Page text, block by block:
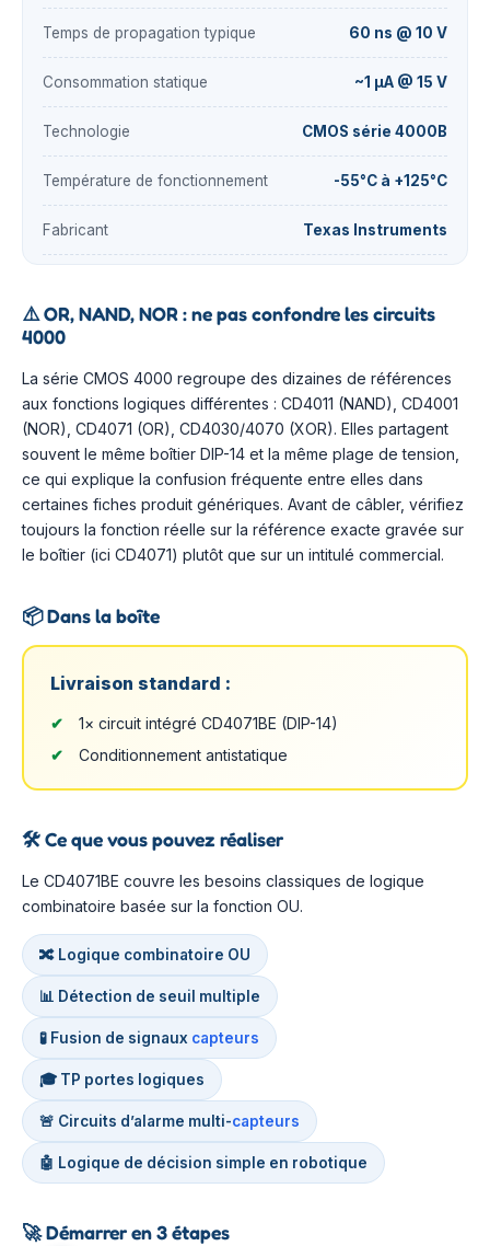
Temps de propagation typique 60 ns @ 10 V
Consommation statique ~1 µA @ 15 V
Technologie CMOS série 4000B
Température de fonctionnement -55°C à +125°C
Fabricant Texas Instruments
⚠️OR, NAND, NOR : ne pas confondre les circuits
4000
La série CMOS 4000 regroupe des dizaines de références
aux fonctions logiques différentes : CD4011 (NAND), CD4001
(NOR), CD4071 (OR), CD4030/4070 (XOR). Elles partagent
souvent le même boîtier DIP-14 et la même plage de tension,
ce qui explique la confusion fréquente entre elles dans
certaines fiches produit génériques. Avant de câbler, vérifiez
toujours la fonction réelle sur la référence exacte gravée sur
le boîtier (ici CD4071) plutôt que sur un intitulé commercial.
📦Dans la boîte
Livraison standard :
1× circuit intégré CD4071BE (DIP-14)
Conditionnement antistatique
🛠️Ce que vous pouvez réaliser
Le CD4071BE couvre les besoins classiques de logique
combinatoire basée sur la fonction OU.
🔀 Logique combinatoire OU
📊 Détection de seuil multiple
🧪 Fusion de signaux capteurs
🎓 TP portes logiques
🚨 Circuits d’alarme multi-capteurs
🤖 Logique de décision simple en robotique
🚀Démarrer en 3 étapes